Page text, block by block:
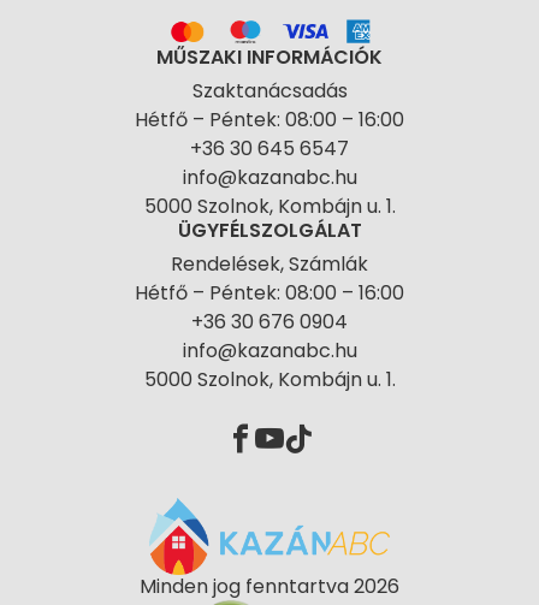
MŰSZAKI INFORMÁCIÓK
Szaktanácsadás
Hétfő – Péntek: 08:00 – 16:00
+36 30 645 6547
info@kazanabc.hu
5000 Szolnok, Kombájn u. 1.
ÜGYFÉLSZOLGÁLAT
Rendelések, Számlák
Hétfő – Péntek: 08:00 – 16:00
+36 30 676 0904
info@kazanabc.hu
5000 Szolnok, Kombájn u. 1.
Minden jog fenntartva 2026